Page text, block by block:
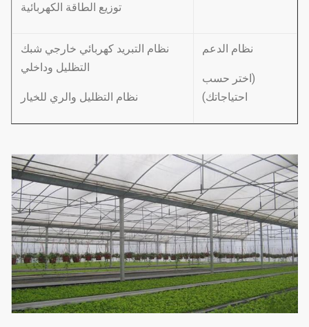
توزيع الطاقة الكهربائية
نظام الدعم
(اختر حسب
احتياجاتك)
نظام التبريد كهربائي خارجي شبك
التظليل وداخلي
نظام التظليل والري للخيار